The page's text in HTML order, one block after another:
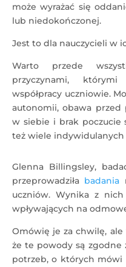
może wyrażać się
lub niedokończonej.
Jest to dla nauczycieli w
Warto przede
przyczynami,
współpracy uczniowie.
autonomii, obawa przed
w siebie i brak poczucie
też wiele
Glenna Billingsley,
przeprowadziła badania
uczniów. Wynika z
wpływających na
Omówię je za chwilę, ale
że te powody są zgodne
potrzeb, o których mówi